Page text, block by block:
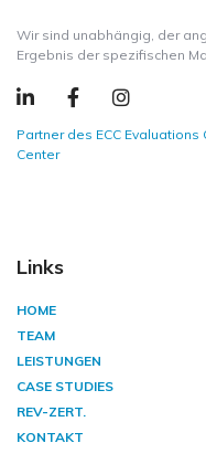
Wir sind unabhängig, der
Ergebnis der spezifischen
Partner des ECC Evaluations
Center
Links
HOME
TEAM
LEISTUNGEN
CASE STUDIES
REV-ZERT.
KONTAKT